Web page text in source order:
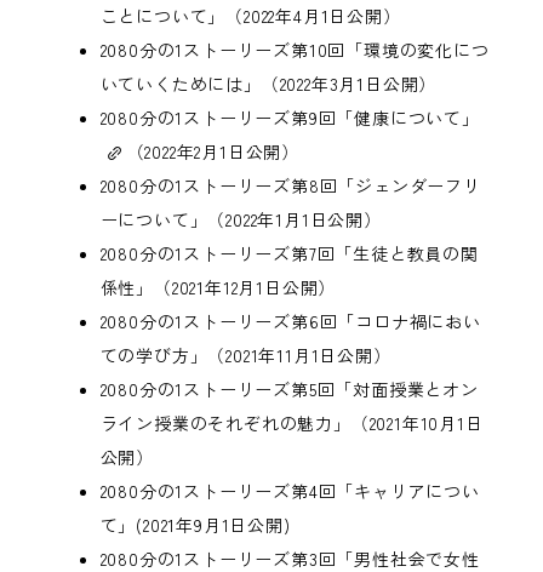
ことについて」
（2022年4月1日公開）
2080分の1ストーリーズ第10回「環境の変化につ
いていくためには」
（2022年3月1日公開）
2080分の1ストーリーズ第9回「健康について」
（2022年2月1日公開）
2080分の1ストーリーズ第8回「ジェンダーフリ
ーについて」
（2022年1月1日公開）
2080分の1ストーリーズ第7回「生徒と教員の関
係性」
（2021年12月1日公開）
2080分の1ストーリーズ第6回「コロナ禍におい
ての学び方」
（2021年11月1日公開）
2080分の1ストーリーズ第5回「対面授業とオン
ライン授業のそれぞれの魅力」
（2021年10月1日
公開）
2080分の1ストーリーズ第4回「キャリアについ
て」 (2021年9月1日公開)
2080分の1ストーリーズ第3回「男性社会で女性